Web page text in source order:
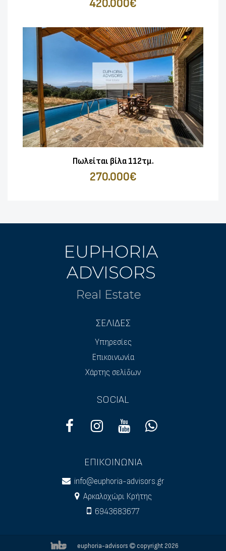
420.000€
Πωλείται βίλα 112τμ.
270.000€
ΣΕΛΙΔΕΣ
Υπηρεσίες
Επικοινωνία
Χάρτης σελίδων
SOCIAL
ΕΠΙΚΟΙΝΩΝΙΑ
info@euphoria-advisors.gr
Αρκαλοχώρι Κρήτης
6943683677
euphoria-advisors copyright 2026